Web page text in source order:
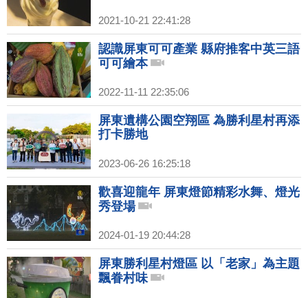
2021-10-21 22:41:28
認識屏東可可產業 縣府推客中英三語
可可繪本
2022-11-11 22:35:06
屏東遺構公園空翔區 為勝利星村再添
打卡勝地
2023-06-26 16:25:18
歡喜迎龍年 屏東燈節精彩水舞、燈光
秀登場
2024-01-19 20:44:28
屏東勝利星村燈區 以「老家」為主題
飄眷村味